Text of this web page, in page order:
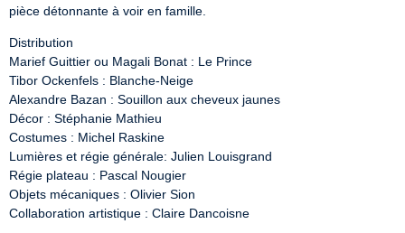
pièce détonnante à voir en famille.
Distribution
Marief Guittier ou Magali Bonat : Le Prince
Tibor Ockenfels : Blanche-Neige
Alexandre Bazan : Souillon aux cheveux jaunes
Décor : Stéphanie Mathieu
Costumes : Michel Raskine
Lumières et régie générale: Julien Louisgrand
Régie plateau : Pascal Nougier
Objets mécaniques : Olivier Sion
Collaboration artistique : Claire Dancoisne